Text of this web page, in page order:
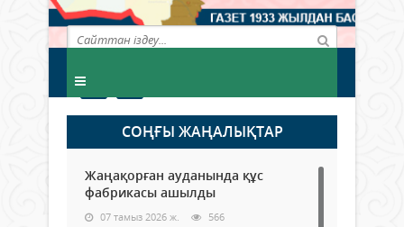
СОҢҒЫ ЖАҢАЛЫҚТАР
Жаңақорған ауданында құс
фабрикасы ашылды
07 тамыз 2026 ж. 566